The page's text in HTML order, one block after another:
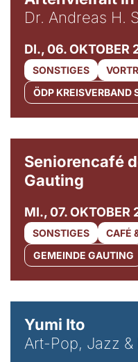
Dr. Andreas H.
DI., 06. OKTOBER
SONSTIGES
ÖDP KREISVERBAND
Seniorencafé
Gauting
MI., 07. OKTOBER
SONSTIGES
CAFÉ
GEMEINDE GAUTING
Yumi Ito
Art-Pop, Jazz &